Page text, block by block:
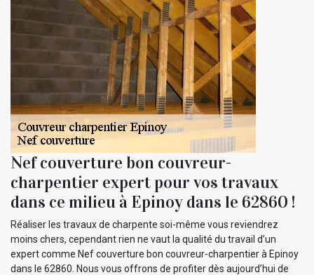
Nef couverture bon couvreur-
charpentier expert pour vos travaux
dans ce milieu à Epinoy dans le 62860 !
Réaliser les travaux de charpente soi-même vous reviendrez
moins chers, cependant rien ne vaut la qualité du travail d’un
expert comme Nef couverture bon couvreur-charpentier à Epinoy
dans le 62860. Nous vous offrons de profiter dès aujourd’hui de